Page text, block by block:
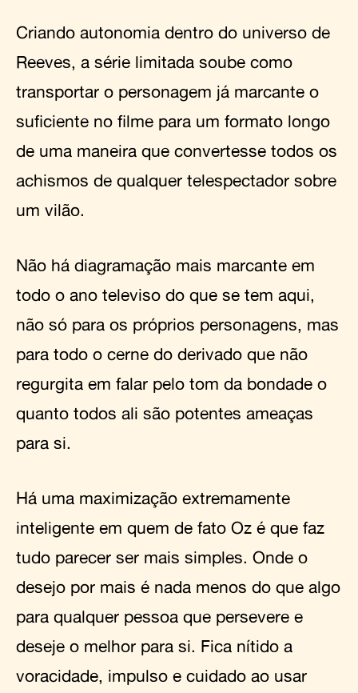
Criando autonomia dentro do universo de
Reeves, a série limitada soube como
transportar o personagem já marcante o
suficiente no filme para um formato longo
de uma maneira que convertesse todos os
achismos de qualquer telespectador sobre
um vilão.
Não há diagramação mais marcante em
todo o ano televiso do que se tem aqui,
não só para os próprios personagens, mas
para todo o cerne do derivado que não
regurgita em falar pelo tom da bondade o
quanto todos ali são potentes ameaças
para si.
Há uma maximização extremamente
inteligente em quem de fato Oz é que faz
tudo parecer ser mais simples. Onde o
desejo por mais é nada menos do que algo
para qualquer pessoa que persevere e
deseje o melhor para si. Fica nítido a
voracidade, impulso e cuidado ao usar